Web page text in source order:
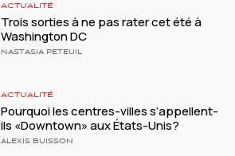
ACTUALITÉ
Trois sorties à ne pas rater cet été à
Washington DC
NASTASIA PETEUIL
ACTUALITÉ
Pourquoi les centres-villes s’appellent-
ils «Downtown» aux États-Unis?
ALEXIS BUISSON